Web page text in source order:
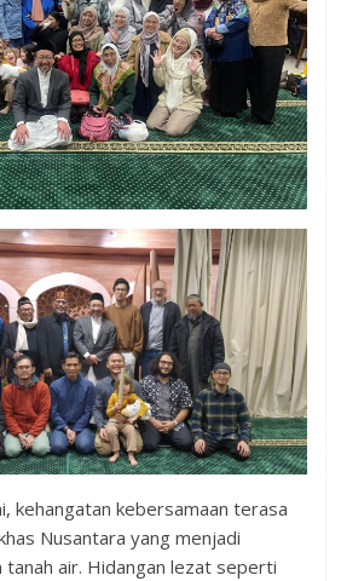
kehangatan kebersamaan terasa
Nusantara yang menjadi
tanah air. Hidangan lezat seperti